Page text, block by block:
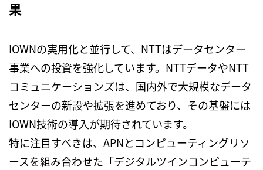
果
IOWNの実用化と並行して、 NTTはデータセンター
事業への投資を強化しています。 NTTデータやNTT
コミュニケーションズは、国内外で大規模なデータ
センターの新設や拡張を進めており、その基盤には
IOWN技術の導入が期待されています。
特に注目すべきは、 APNとコンピューティングリソ
ースを組み合わせた「デジタルツインコンピューテ